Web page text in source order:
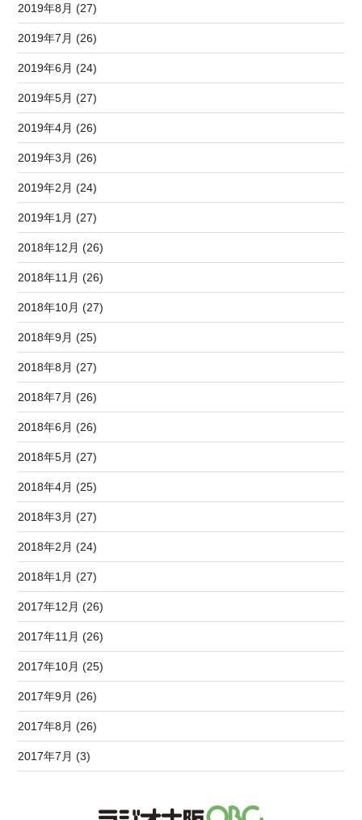
2019年8月 (27)
2019年7月 (26)
2019年6月 (24)
2019年5月 (27)
2019年4月 (26)
2019年3月 (26)
2019年2月 (24)
2019年1月 (27)
2018年12月 (26)
2018年11月 (26)
2018年10月 (27)
2018年9月 (25)
2018年8月 (27)
2018年7月 (26)
2018年6月 (26)
2018年5月 (27)
2018年4月 (25)
2018年3月 (27)
2018年2月 (24)
2018年1月 (27)
2017年12月 (26)
2017年11月 (26)
2017年10月 (25)
2017年9月 (26)
2017年8月 (26)
2017年7月 (3)